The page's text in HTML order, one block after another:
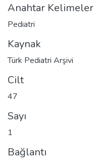
Anahtar Kelimeler
Pediatri
Kaynak
Türk Pediatri Arşivi
Cilt
47
Sayı
1
Bağlantı